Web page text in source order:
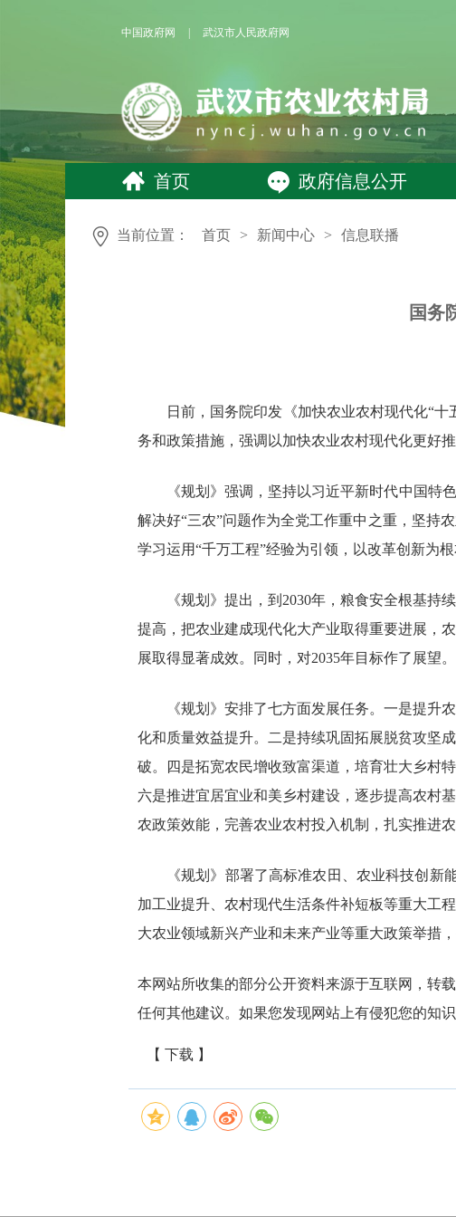
中国政府网 武汉市人民政府网
首页 政府信息公开
当前位置： 首页 > 新闻中心 > 信息联播
国务
日前，国务院印发《加快农业农村现代化“
务和政策措施，强调以加快农业农村现代化更好
《规划》强调，坚持以习近平新时代中国特
解决好“三农”问题作为全党工作重中之重，坚持
学习运用“千万工程”经验为引领，以改革创新为
《规划》提出，到2030年，粮食安全根基
提高，把农业建成现代化大产业取得重要进展，
展取得显著成效。同时，对2035年目标作了展望。
《规划》安排了七方面发展任务。一是提升
化和质量效益提升。二是持续巩固拓展脱贫攻坚
破。四是拓宽农民增收致富渠道，培育壮大乡村
六是推进宜居宜业和美乡村建设，逐步提高农村
农政策效能，完善农业农村投入机制，扎实推进
《规划》部署了高标准农田、农业科技创
加工业提升、农村现代生活条件补短板等重大工
大农业领域新兴产业和未来产业等重大政策举措
本网站所收集的部分公开资料来源于互联网，转
任何其他建议。如果您发现网站上有侵犯您的知
【 下载 】